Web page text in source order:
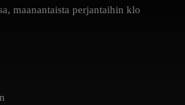
maanantaista perjantaihin klo